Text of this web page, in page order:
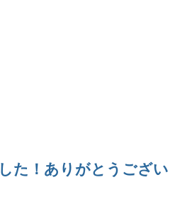
た！ありがとうござ